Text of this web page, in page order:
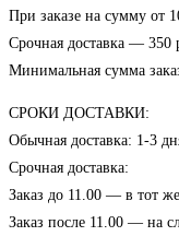
При заказе на сумму от
Срочная доставка — 350
Минимальная сумма
СРОКИ ДОСТАВКИ:
Обычная доставка: 1-3
Срочная доставка:
Заказ до 11.00 — в тот
Заказ после 11.00 — на